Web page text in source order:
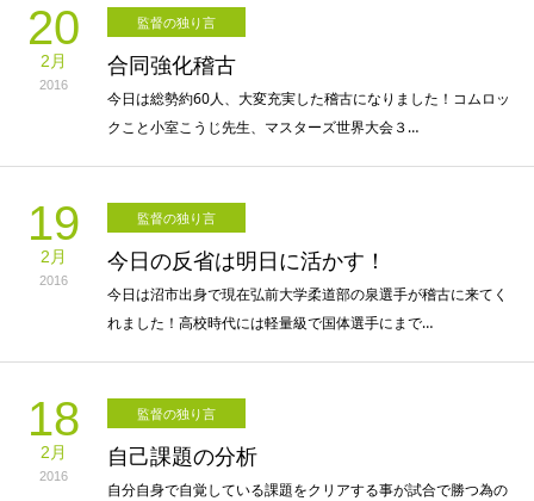
20
2月
2016
監督の独り言
合同強化稽古
今日は総勢約60人、大変充実した稽古になりました！コムロッ
クこと小室こうじ先生、マスターズ世界大会３…
19
2月
2016
監督の独り言
今日の反省は明日に活かす！
今日は沼市出身で現在弘前大学柔道部の泉選手が稽古に来てく
れました！高校時代には軽量級で国体選手にまで…
18
2月
2016
監督の独り言
自己課題の分析
自分自身で自覚している課題をクリアする事が試合で勝つ為の